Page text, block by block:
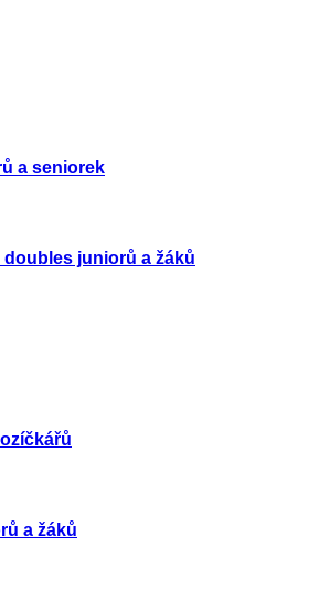
a seniorek
doubles juniorů a žáků
a žáků